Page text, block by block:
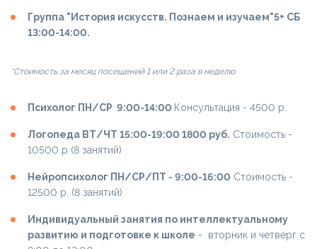
Группа "История искусств. Познаем и изучаем"5+ СБ
13:00-14:00.
*Стоимость за месяц посещений 1 или 2 раза в неделю.
Психолог ПН/СР 9:00-14:00 Консультация - 4500 р.
Логопеда ВТ/ЧТ 15:00-19:00 1800 руб. Стоимость -
10500 р (8 занятий)
Нейропсихолог ПН/СР/ПТ - 9:00-16:00 Cтоимость -
12500 р. (8 занятий)
Индивидуальный занятия по интеллектуальному
развитию и подготовке к школе - вторник и четверг с